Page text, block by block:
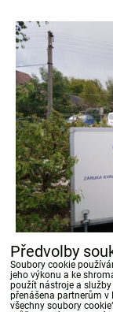
FacebookTwitter
Předvolby
Soubory cookie
jeho výkonu a ke
použít nástroje a
přenášena partnerům v
všechny soubory